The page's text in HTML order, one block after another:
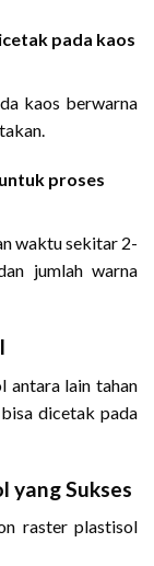
pada kaos
kaos berwarna
proses
waktu sekitar 2-
jumlah warna
antara lain tahan
dicetak pada
yang Sukses
raster plastisol